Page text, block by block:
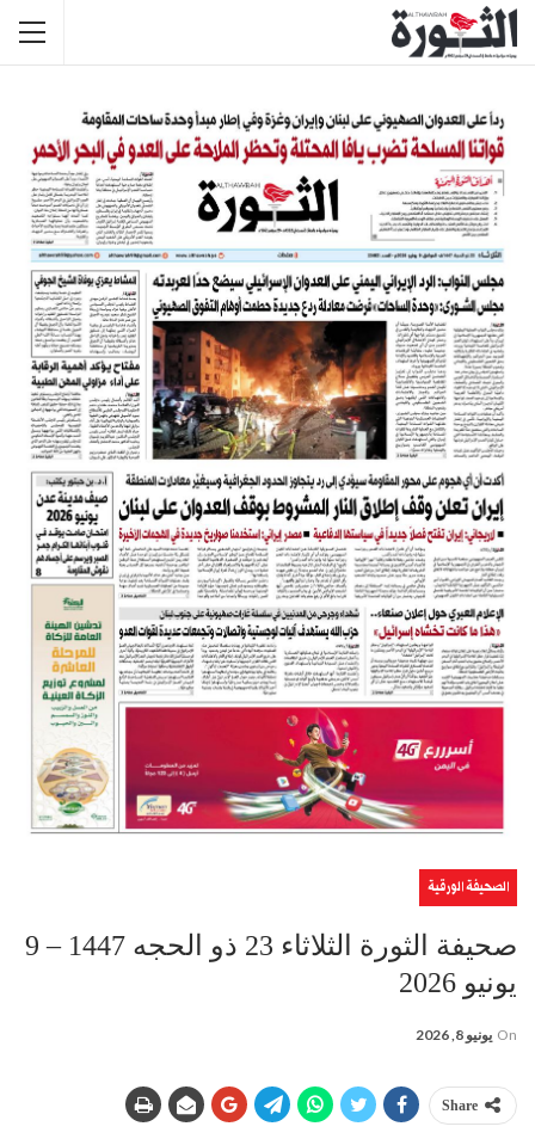
الصحيفة الورقية
صحيفة الثورة الثلاثاء 23 ذو الحجه 1447 – 9
يونيو 2026
On يونيو 8, 2026
Share